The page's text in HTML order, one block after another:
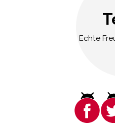
Echte